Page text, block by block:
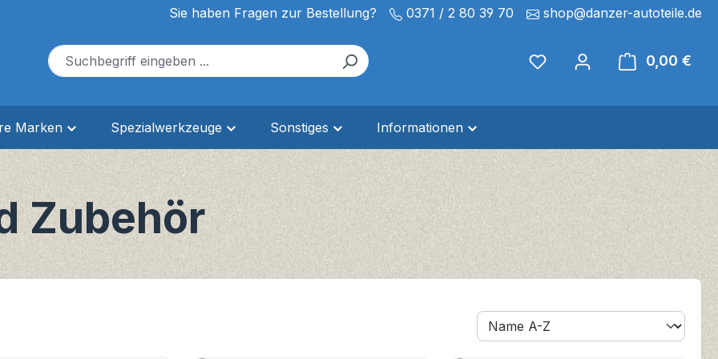
Sie haben Fragen zur Bestellung? 0371 / 2 80 39 70 shop@danzer-autoteile.de
Du hast 0 Produkte auf
0,00 €
Marken Spezialwerkzeuge Sonstiges Informationen
Zubehör